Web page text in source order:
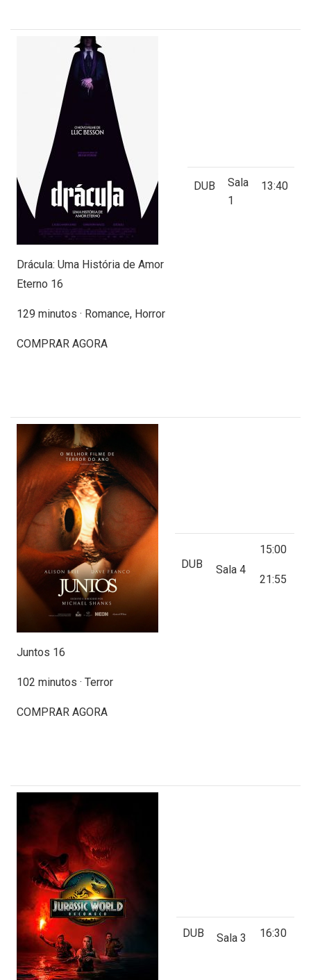
Drácula: Uma História de Amor
Eterno 16
129 minutos · Romance, Horror
COMPRAR AGORA
DUB
Sala
1
13:40
Juntos 16
102 minutos · Terror
COMPRAR AGORA
DUB Sala 4
15:00
21:55
DUB Sala 3 16:30